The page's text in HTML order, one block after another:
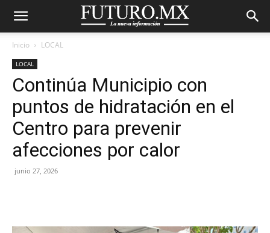
Inicio LOCAL
LOCAL
Continúa Municipio con
puntos de hidratación en el
Centro para prevenir
afecciones por calor
junio 27, 2026